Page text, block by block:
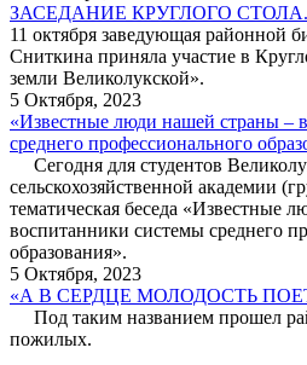
ЗАСЕДАНИЕ КРУГЛОГО СТОЛА.
11 октября заведующая районной
Сниткина приняла участие в
земли Великолукской».
5 Октября, 2023
«Известные люди нашей страны –
среднего профессионального
Сегодня для студентов
сельскохозяйственной академии
тематическая беседа «Известные
воспитанники системы среднего
образования».
5 Октября, 2023
«А В СЕРДЦЕ МОЛОДОСТЬ
Под таким названием прошел
пожилых.